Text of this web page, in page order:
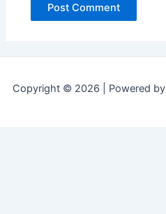
Copyright © 2026 | Powered by